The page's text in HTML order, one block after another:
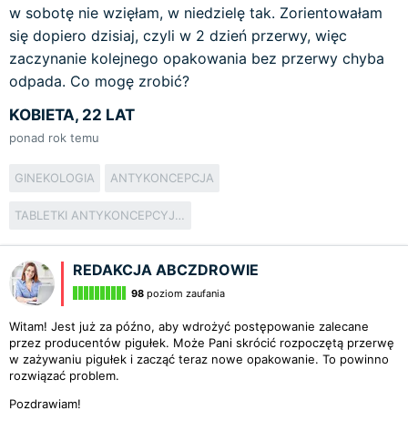
w sobotę nie wzięłam, w niedzielę tak. Zorientowałam
się dopiero dzisiaj, czyli w 2 dzień przerwy, więc
zaczynanie kolejnego opakowania bez przerwy chyba
odpada. Co mogę zrobić?
KOBIETA, 22 LAT
ponad rok temu
GINEKOLOGIA ANTYKONCEPCJA
TABLETKI ANTYKONCEPCYJNE
REDAKCJA ABCZDROWIE
98 poziom zaufania
Witam! Jest już za późno, aby wdrożyć postępowanie zalecane
przez producentów pigułek. Może Pani skrócić rozpoczętą przerwę
w zażywaniu pigułek i zacząć teraz nowe opakowanie. To powinno
rozwiązać problem.
Pozdrawiam!